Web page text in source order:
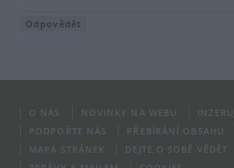
Odpovědět
O NÁS NOVINKY NA WEBU
PODPOŘTE NÁS
PŘEBÍRÁNÍ OBSAHU
MAPA STRÁNEK
DEJTE O SOBĚ VĚDĚT